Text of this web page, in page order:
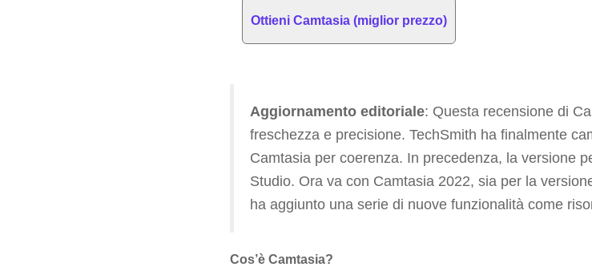
Ottieni Camtasia (miglior prezzo)
Aggiornamento editoriale: Questa recensione di
freschezza e precisione. TechSmith ha finalmente
Camtasia per coerenza. In precedenza, la versione
Studio. Ora va con Camtasia 2022, sia per la
ha aggiunto una serie di nuove funzionalità come
Cos’è Camtasia?